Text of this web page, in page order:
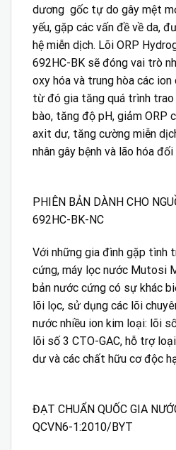
dương gốc tự do gây mệt
yếu, gặp các vấn đề về da,
hệ miễn dịch. Lõi ORP
692HC-BK sẽ đóng vai trò
oxy hóa và trung hòa các
từ đó gia tăng quá trình
bào, tăng độ pH, giảm ORP
axit dư, tăng cường miễn
nhân gây bệnh và lão hóa
PHIÊN BẢN DÀNH CHO
692HC-BK-NC
Với những gia đình gặp tình
cứng, máy lọc nước Mutosi
bản nước cứng có sự khác
lõi lọc, sử dụng các lõi
nước nhiều ion kim loại: lõi
lõi số 3 CTO-GAC, hỗ trợ
dư và các chất hữu cơ độc
ĐẠT CHUẨN QUỐC GIA
QCVN6-1:2010/BYT